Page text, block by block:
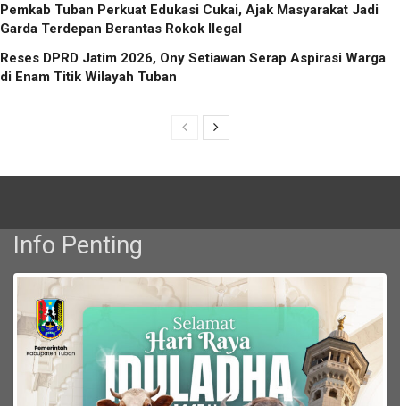
Pemkab Tuban Perkuat Edukasi Cukai, Ajak Masyarakat Jadi
Garda Terdepan Berantas Rokok Ilegal
Reses DPRD Jatim 2026, Ony Setiawan Serap Aspirasi Warga
di Enam Titik Wilayah Tuban
Info Penting